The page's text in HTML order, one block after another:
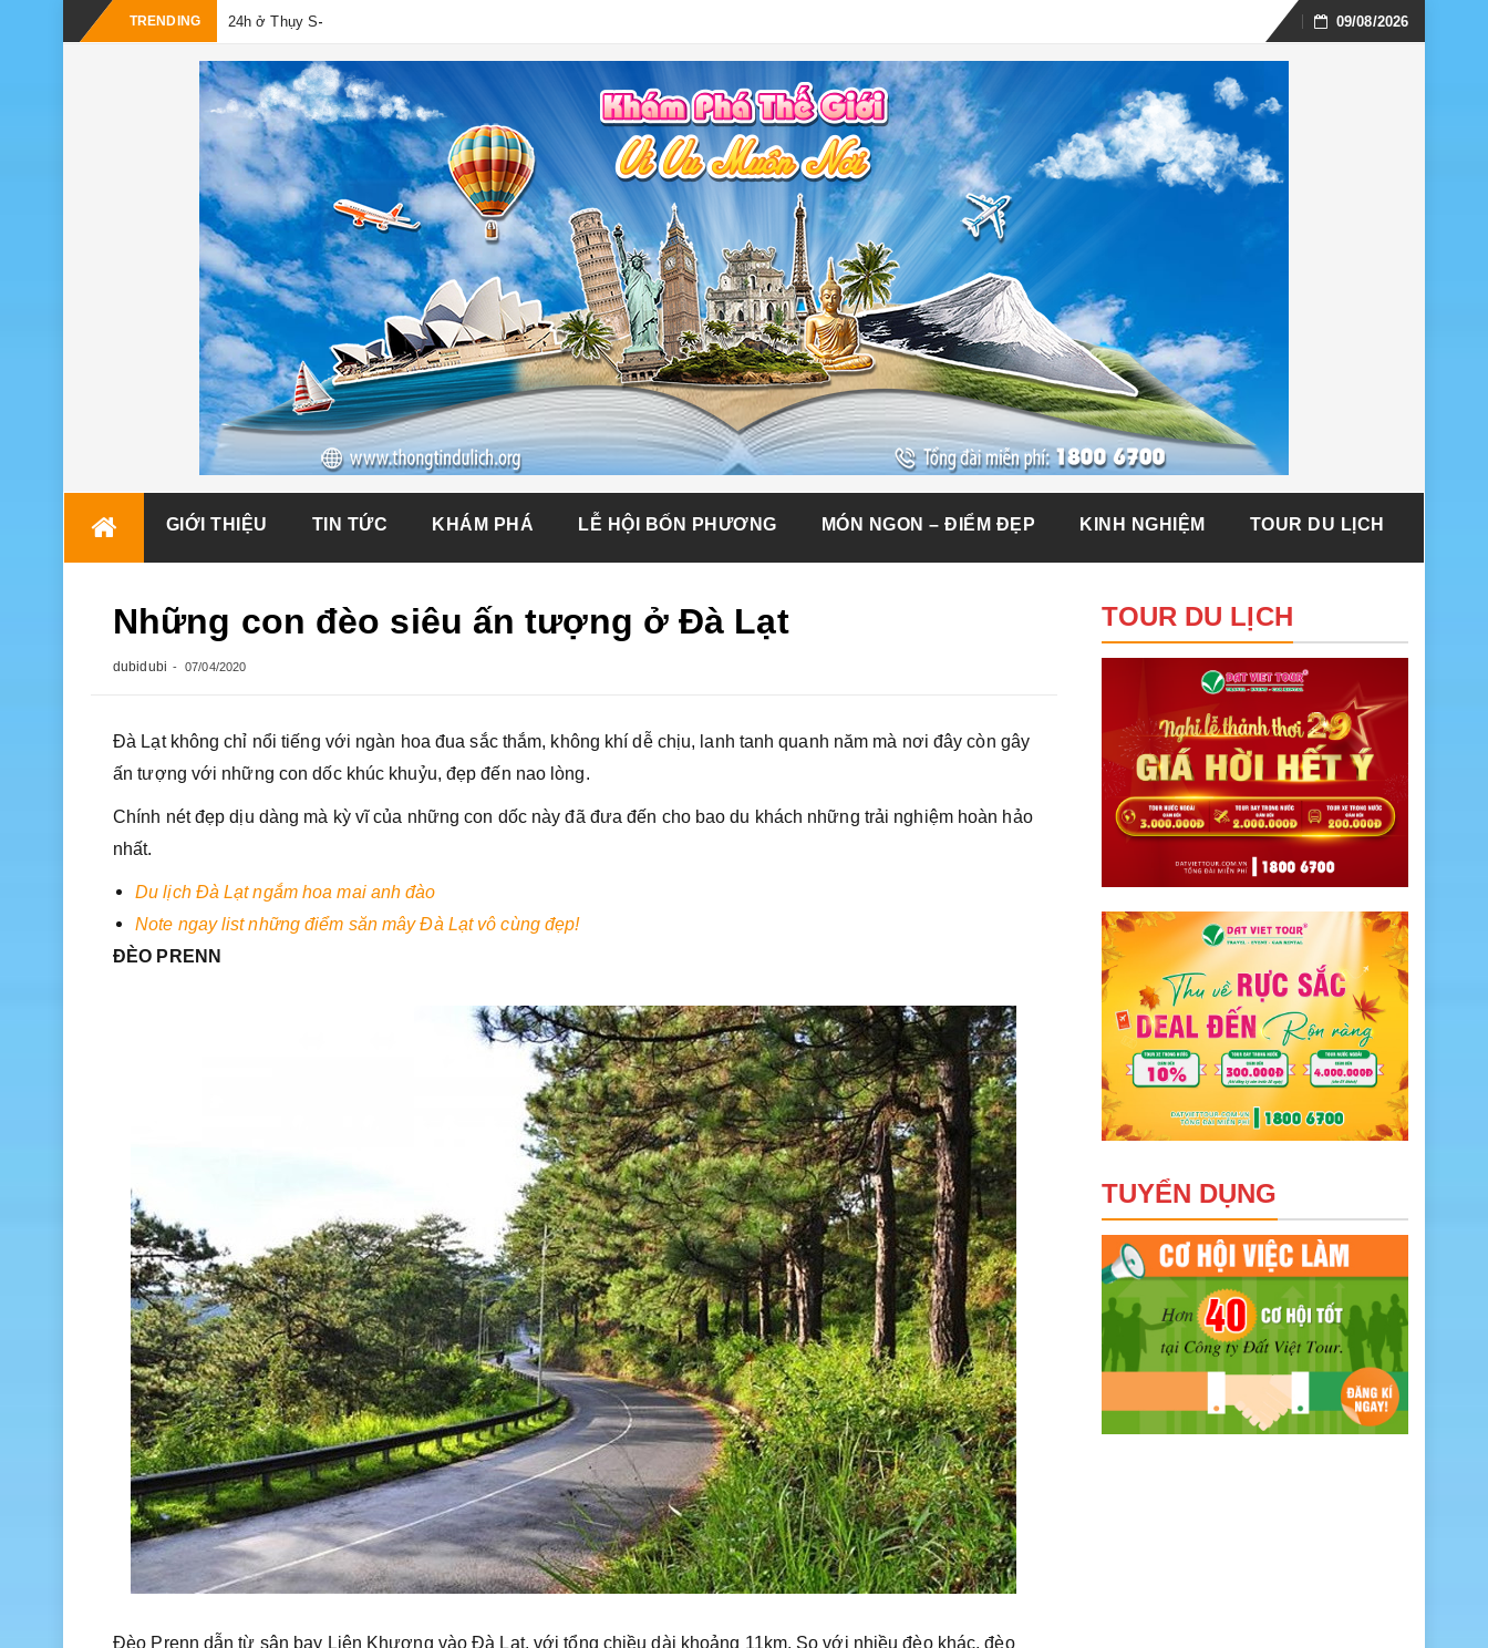
TRENDING 24h ở Thụy Sĩ nên đi đâu, chơi gì?
Skip
09/08/2026
GIỚI THIỆU TIN TỨC KHÁM PHÁ LỄ HỘI BỐN PHƯƠNG MÓN NGON – ĐIỂM ĐẸP KINH NGHIỆM TOUR DU LỊCH
Những con đèo siêu ấn tượng ở Đà Lạt
dubidubi 07/04/2020
Đà Lạt không chỉ nổi tiếng với ngàn hoa đua sắc thắm, không khí dễ chịu, lanh tanh quanh năm mà nơi đây còn gây
ấn tượng với những con dốc khúc khuỷu, đẹp đến nao lòng.
Chính nét đẹp dịu dàng mà kỳ vĩ của những con dốc này đã đưa đến cho bao du khách những trải nghiệm hoàn hảo
nhất.
Du lịch Đà Lạt ngắm hoa mai anh đào
Note ngay list những điểm săn mây Đà Lạt vô cùng đẹp!
ĐÈO PRENN
Đèo Prenn dẫn từ sân bay Liên Khương vào Đà Lạt, với tổng chiều dài khoảng 11km. So với nhiều đèo khác, đèo
TOUR DU LỊCH
TUYỂN DỤNG